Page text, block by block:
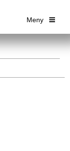
Meny